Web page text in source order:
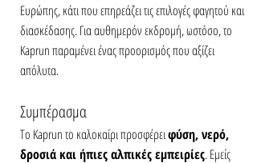
Ευρώπης, κάτι που επηρεάζει τις επιλογές φαγητού και
διασκέδασης. Για αυθημερόν εκδρομή, ωστόσο, το
Kaprun παραμένει ένας προορισμός που αξίζει
απόλυτα.
Συμπέρασμα
Το Kaprun το καλοκαίρι προσφέρει φύση, νερό,
δροσιά και ήπιες αλπικές εμπειρίες. Εμείς